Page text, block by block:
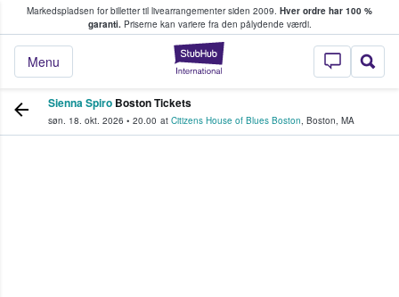
Markedspladsen for billetter til livearrangementer siden 2009. Hver ordre har 100 %
garanti.Priserne kan variere fra den pålydende værdi.
StubHub - Hvor
Menu
køber og sælger billetter
Sienna Spiro Boston Tickets
søn. 18. okt. 2026 • 20.00 at Citizens House of Blues Boston, Boston, MA